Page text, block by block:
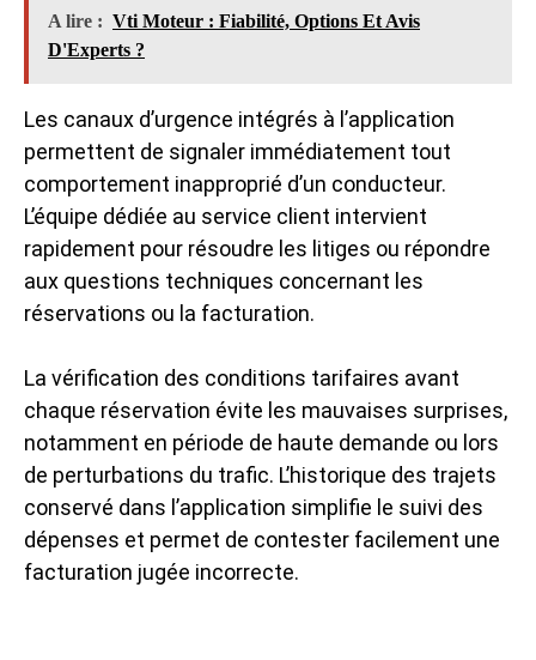
A lire : Vti Moteur : Fiabilité, Options Et Avis
D'Experts ?
Les canaux d’urgence intégrés à l’application
permettent de signaler immédiatement tout
comportement inapproprié d’un conducteur.
L’équipe dédiée au service client intervient
rapidement pour résoudre les litiges ou répondre
aux questions techniques concernant les
réservations ou la facturation.
La vérification des conditions tarifaires avant
chaque réservation évite les mauvaises surprises,
notamment en période de haute demande ou lors
de perturbations du trafic. L’historique des trajets
conservé dans l’application simplifie le suivi des
dépenses et permet de contester facilement une
facturation jugée incorrecte.